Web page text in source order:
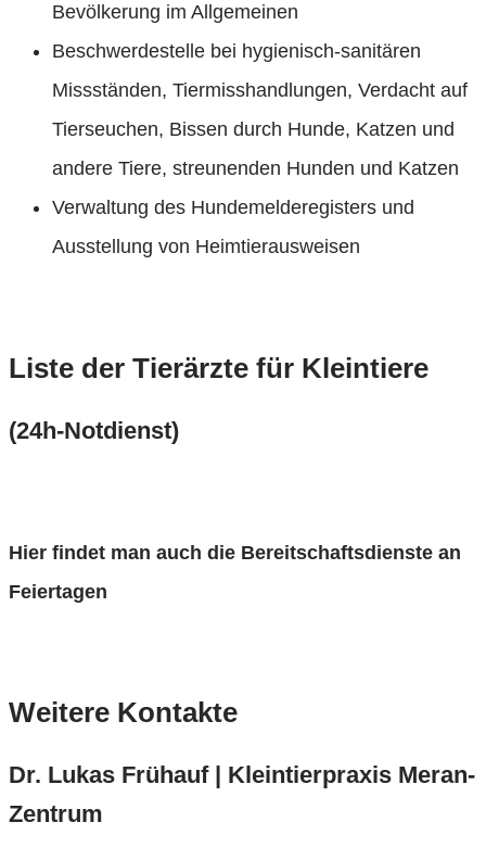
Bevölkerung im Allgemeinen
Beschwerdestelle bei hygienisch-sanitären
Missständen, Tiermisshandlungen, Verdacht auf
Tierseuchen, Bissen durch Hunde, Katzen und
andere Tiere, streunenden Hunden und Katzen
Verwaltung des Hundemelderegisters und
Ausstellung von Heimtierausweisen
Liste der Tierärzte für Kleintiere
(24h-Notdienst)
Hier findet man auch die Bereitschaftsdienste an
Feiertagen
Weitere Kontakte
Dr. Lukas Frühauf | Kleintierpraxis Meran-
Zentrum